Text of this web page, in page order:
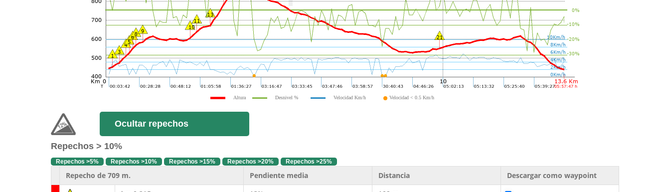
Altura Desnivel % Velocidad Km/h Velocidad < 0.5 Km/h
Ocultar repechos
Repechos > 10%
Repechos >5% Repechos >10% Repechos >15% Repechos >20% Repechos >25%
Repecho de 709 m. Pendiente media Distancia Descargar como waypoint